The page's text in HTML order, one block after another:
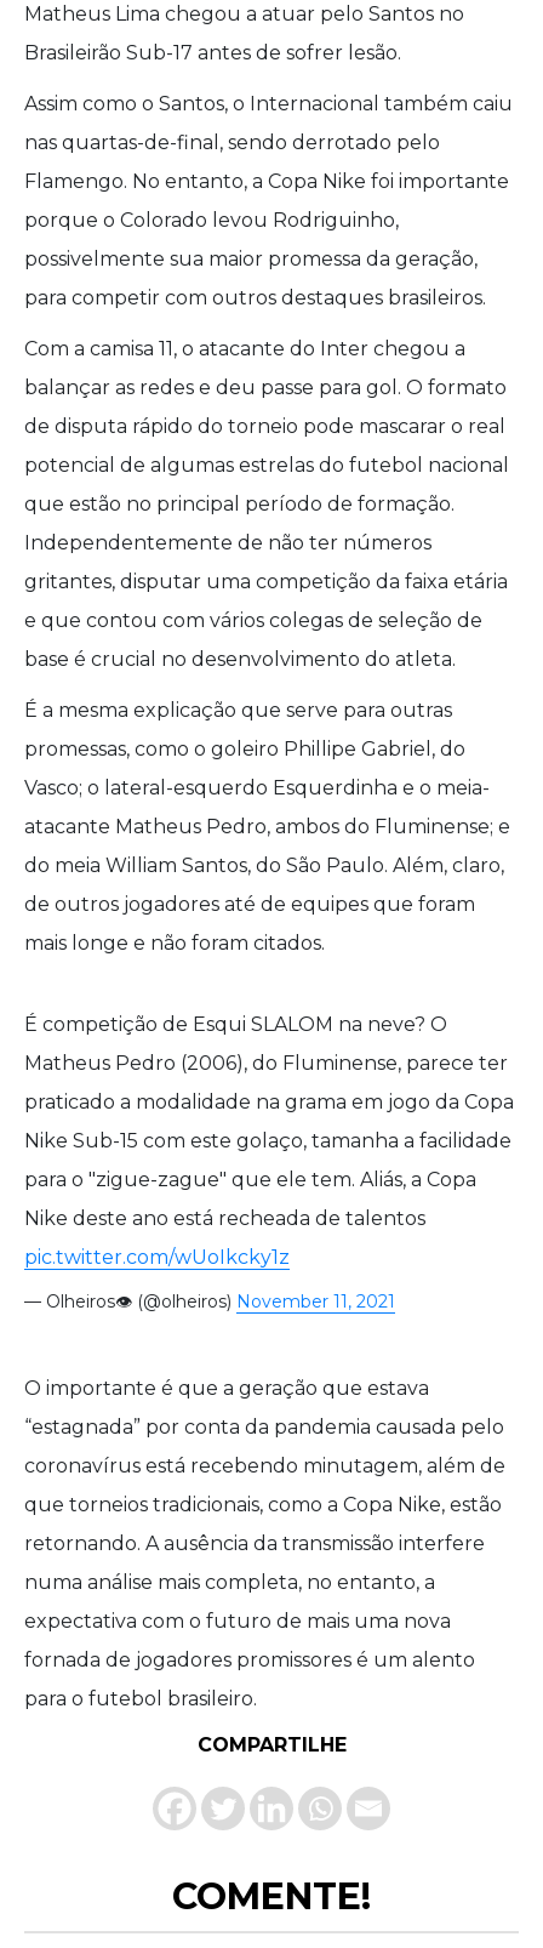
Matheus Lima chegou a atuar pelo Santos no
Brasileirão Sub-17 antes de sofrer lesão.
Assim como o Santos, o Internacional também caiu
nas quartas-de-final, sendo derrotado pelo
Flamengo. No entanto, a Copa Nike foi importante
porque o Colorado levou Rodriguinho,
possivelmente sua maior promessa da geração,
para competir com outros destaques brasileiros.
Com a camisa 11, o atacante do Inter chegou a
balançar as redes e deu passe para gol. O formato
de disputa rápido do torneio pode mascarar o real
potencial de algumas estrelas do futebol nacional
que estão no principal período de formação.
Independentemente de não ter números
gritantes, disputar uma competição da faixa etária
e que contou com vários colegas de seleção de
base é crucial no desenvolvimento do atleta.
É a mesma explicação que serve para outras
promessas, como o goleiro Phillipe Gabriel, do
Vasco; o lateral-esquerdo Esquerdinha e o meia-
atacante Matheus Pedro, ambos do Fluminense; e
do meia William Santos, do São Paulo. Além, claro,
de outros jogadores até de equipes que foram
mais longe e não foram citados.
É competição de Esqui SLALOM na neve? O
Matheus Pedro (2006), do Fluminense, parece ter
praticado a modalidade na grama em jogo da Copa
Nike Sub-15 com este golaço, tamanha a facilidade
para o "zigue-zague" que ele tem. Aliás, a Copa
Nike deste ano está recheada de talentos
pic.twitter.com/wUoIkcky1z
— Olheiros👁️ (@olheiros) November 11, 2021
O importante é que a geração que estava
“estagnada” por conta da pandemia causada pelo
coronavírus está recebendo minutagem, além de
que torneios tradicionais, como a Copa Nike, estão
retornando. A ausência da transmissão interfere
numa análise mais completa, no entanto, a
expectativa com o futuro de mais uma nova
fornada de jogadores promissores é um alento
para o futebol brasileiro.
COMPARTILHE
COMENTE!